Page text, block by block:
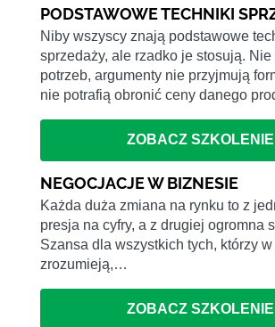
PODSTAWOWE TECHNIKI
Niby wszyscy znają podstawowe
sprzedaży, ale rzadko je stosują.
potrzeb, argumenty nie przyjmują
nie potrafią obronić ceny danego
ZOBACZ SZKOLENIE
NEGOCJACJE W BIZNESIE
Każda duża zmiana na rynku to z
presja na cyfry, a z drugiej ogromna
Szansa dla wszystkich tych, którzy
zrozumieją,…
ZOBACZ SZKOLENIE